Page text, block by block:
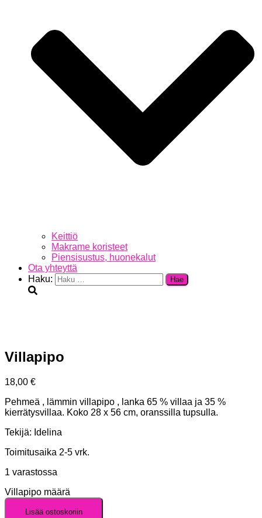
Keittiö
Makrame koristeet
Piensisustus, huonekalut
Ota yhteyttä
Haku:
Villapipo
18,00 €
Pehmeä , lämmin villapipo , lanka 65 % villaa ja 35 %
kierrätysvillaa. Koko 28 x 56 cm, oranssilla tupsulla.
Tekijä: Idelina
Toimitusaika 2-5 vrk.
1 varastossa
Villapipo määrä
Lisää ostoskoriin